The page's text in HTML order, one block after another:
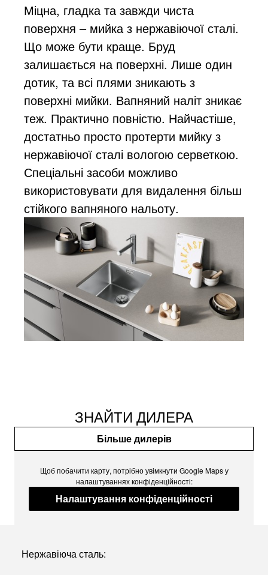
Міцна, гладка та завжди чиста
поверхня – мийка з нержавіючої сталі.
Що може бути краще. Бруд
залишається на поверхні. Лише один
дотик, та всі плями зникають з
поверхні мийки. Вапняний наліт зникає
теж. Практично повністю. Найчастіше,
достатньо просто протерти мийку з
нержавіючої сталі вологою серветкою.
Спеціальні засоби можливо
використовувати для видалення більш
стійкого вапняного нальоту.
ЗНАЙТИ ДИЛЕРА
Більше дилерів
Щоб побачити карту, потрібно увімкнути Google Maps у
налаштуваннях конфіденційності:
Налаштування конфіденційності
Нержавіюча сталь: